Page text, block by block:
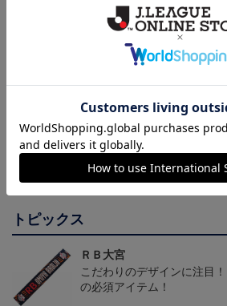
【選手名・背番号入り】
2026/27オーセンティッ
24,200円
2026/27オーセンティッ
クユニフォーム（フィー
19,800円
会員特典
トピックス
ＲＢ大宮
こだわりのデザインに注目
の必須アイテム！